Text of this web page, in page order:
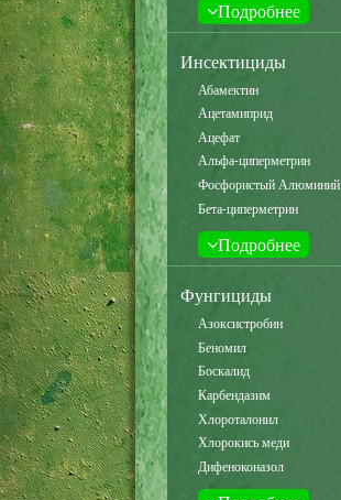
Подробнее
Инсектициды
Абамектин
Ацетамиприд
Ацефат
Альфа-циперметрин
Фосфористый Алюминий
Бета-циперметрин
Подробнее
Фунгициды
Азоксистробин
Беномил
Боскалид
Карбендазим
Хлороталонил
Хлорокись меди
Дифеноконазол